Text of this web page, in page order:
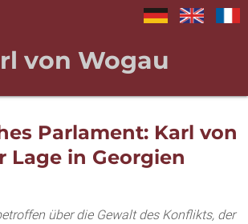
von Wogau
Parlament: Karl von
Lage in Georgien
über die Gewalt des Konflikts, der